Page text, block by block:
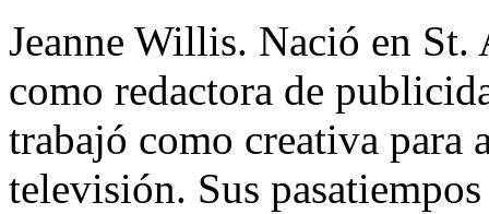
Jeanne Willis. Nació en St.
como redactora de
trabajó como creativa para
televisión. Sus